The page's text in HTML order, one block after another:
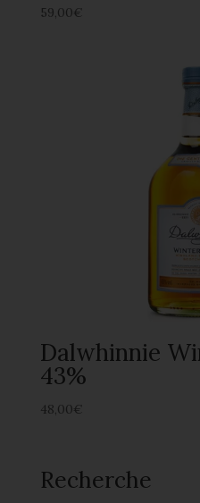
59,00€
Dalwhinnie
43%
48,00€
Recherche